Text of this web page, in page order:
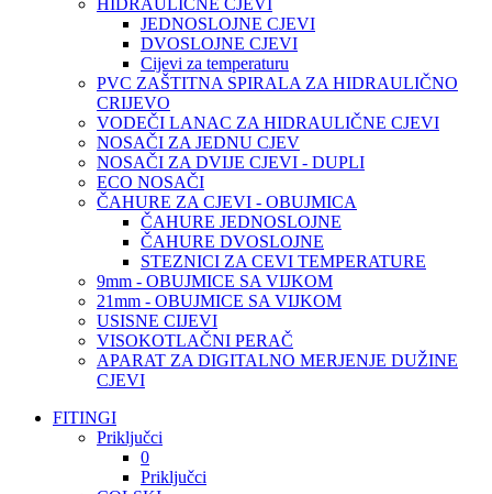
HIDRAULIČNE CJEVI
JEDNOSLOJNE CJEVI
DVOSLOJNE CJEVI
Cijevi za temperaturu
PVC ZAŠTITNA SPIRALA ZA HIDRAULIČNO
CRIJEVO
VODEČI LANAC ZA HIDRAULIČNE CJEVI
NOSAČI ZA JEDNU CJEV
NOSAČI ZA DVIJE CJEVI - DUPLI
ECO NOSAČI
ČAHURE ZA CJEVI - OBUJMICA
ČAHURE JEDNOSLOJNE
ČAHURE DVOSLOJNE
STEZNICI ZA CEVI TEMPERATURE
9mm - OBUJMICE SA VIJKOM
21mm - OBUJMICE SA VIJKOM
USISNE CIJEVI
VISOKOTLAČNI PERAČ
APARAT ZA DIGITALNO MERJENJE DUŽINE
CJEVI
FITINGI
Priključci
0
Priključci